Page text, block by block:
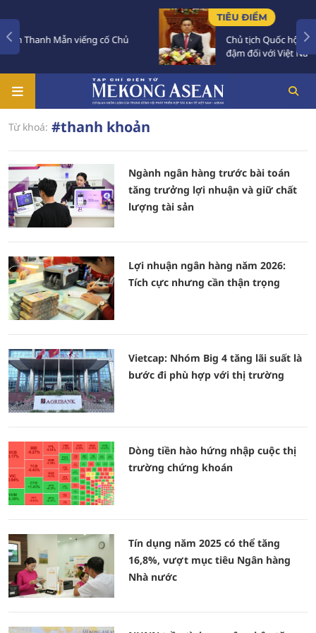
Mẫn viếng cố Chủ
TIÊU ĐIỂM
Chủ tịch Quốc hội Lào luôn
đậm đối với Việt Nam
Từ khoá: #thanh khoản
Ngành ngân hàng trước bài toán
tăng trưởng lợi nhuận và giữ chất
lượng tài sản
Lợi nhuận ngân hàng năm 2026:
Tích cực nhưng cần thận trọng
Vietcap: Nhóm Big 4 tăng lãi suất là
bước đi phù hợp với thị trường
Dòng tiền hào hứng nhập cuộc thị
trường chứng khoán
Tín dụng năm 2025 có thể tăng
16,8%, vượt mục tiêu Ngân hàng
Nhà nước